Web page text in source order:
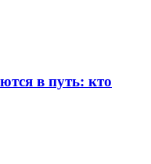
в путь: кто